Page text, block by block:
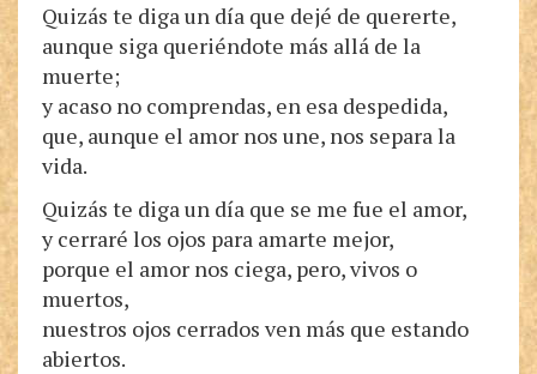
Quizás te diga un día que dejé de quererte,
aunque siga queriéndote más allá de la
muerte;
y acaso no comprendas, en esa despedida,
que, aunque el amor nos une, nos separa la
vida.
Quizás te diga un día que se me fue el amor,
y cerraré los ojos para amarte mejor,
porque el amor nos ciega, pero, vivos o
muertos,
nuestros ojos cerrados ven más que estando
abiertos.